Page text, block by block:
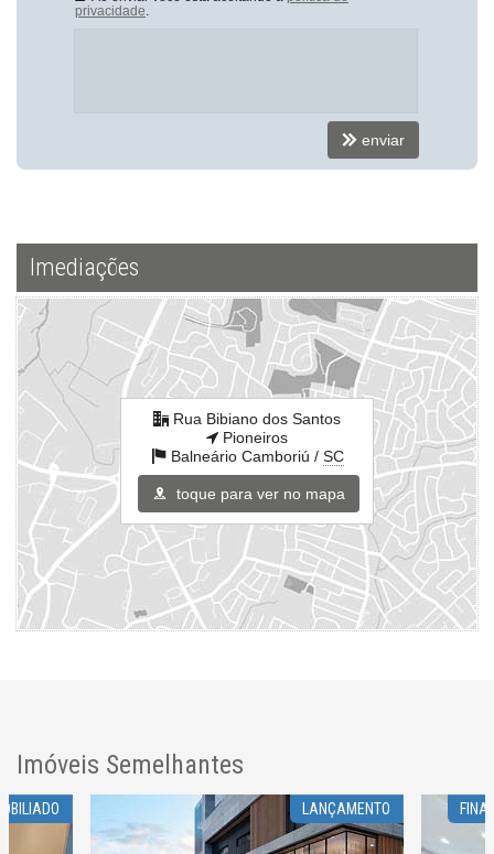
privacidade
enviar
Imediações
Rua Bibiano dos Santos
Pioneiros
Balneário Camboriú / SC
toque para ver no mapa
Imóveis Semelhantes
LANÇAMENTO